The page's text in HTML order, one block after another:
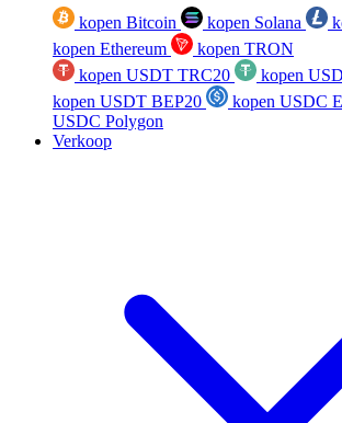
kopen Bitcoin kopen Solana
kopen Ethereum
kopen TRON
kopen USDT TRC20
kopen
kopen USDT BEP20
kopen USDC
USDC Polygon
Verkoop